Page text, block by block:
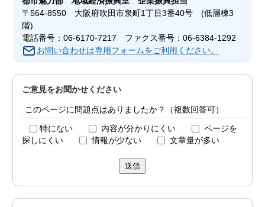
〒564-8550 大阪府吹田市泉町1丁目3番40号 (低層棟3
階)
電話番号：06-6170-7217 ファクス番号：06-6384-1292
お問い合わせは専用フォームをご利用ください。
ご意見をお聞かせください
このページに問題点はありましたか？（複数回答可）
特にない 内容が分かりにくい
ページを
探しにくい
情報が少ない 文章量が多い
送信